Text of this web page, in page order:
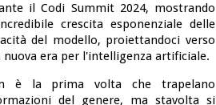
il Codi Summit 2024, mostrando
crescita esponenziale delle
del modello, proiettandoci verso
nuova era per l'intelligenza artificiale.
è la prima volta che trapelano
del genere, ma stavolta si